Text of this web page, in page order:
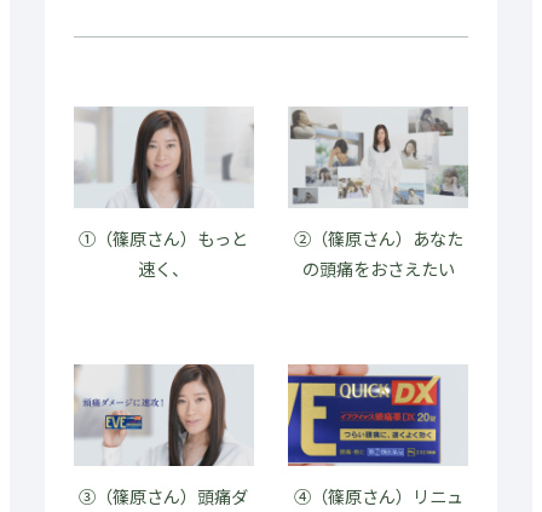
①（篠原さん）もっと
速く、
②（篠原さん）あなた
の頭痛をおさえたい
③（篠原さん）頭痛ダ
④（篠原さん）リニュ